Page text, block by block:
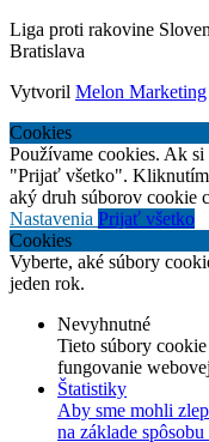
Liga proti rakovine
Bratislava
Vytvoril Melon Marketing
Cookies
Používame cookies. Ak
"Prijať všetko". Kliknutím
aký druh súborov cookie
Nastavenia Prijať všetko
Cookies
Vyberte, aké súbory
jeden rok.
Nevyhnutné
Tieto súbory
fungovanie
Štatistiky
Aby sme mohli
na základe